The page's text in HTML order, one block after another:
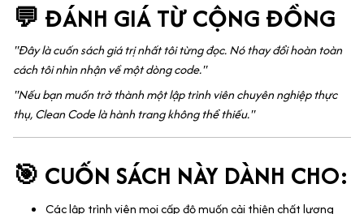
💬 ĐÁNH GIÁ TỪ CỘNG ĐỒNG
"Đây là cuốn sách giá trị nhất tôi từng đọc. Nó thay đổi hoàn toàn
cách tôi nhìn nhận về một dòng code."
"Nếu bạn muốn trở thành một lập trình viên chuyên nghiệp thực
thụ, Clean Code là hành trang không thể thiếu."
🎯 CUỐN SÁCH NÀY DÀNH CHO:
Các lập trình viên mọi cấp độ muốn cải thiện chất lượng